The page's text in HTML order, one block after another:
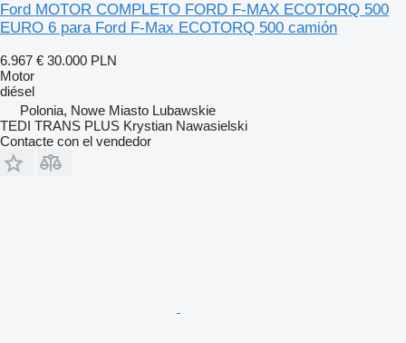
Ford MOTOR COMPLETO FORD F-MAX ECOTORQ 500
EURO 6 para Ford F-Max ECOTORQ 500 camión
6.967 € 30.000 PLN
Motor
diésel
Polonia, Nowe Miasto Lubawskie
TEDI TRANS PLUS Krystian Nawasielski
Contacte con el vendedor